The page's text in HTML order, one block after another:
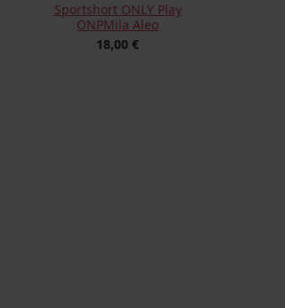
Sportshort ONLY Play
ONPMila Aleo
18,00 €